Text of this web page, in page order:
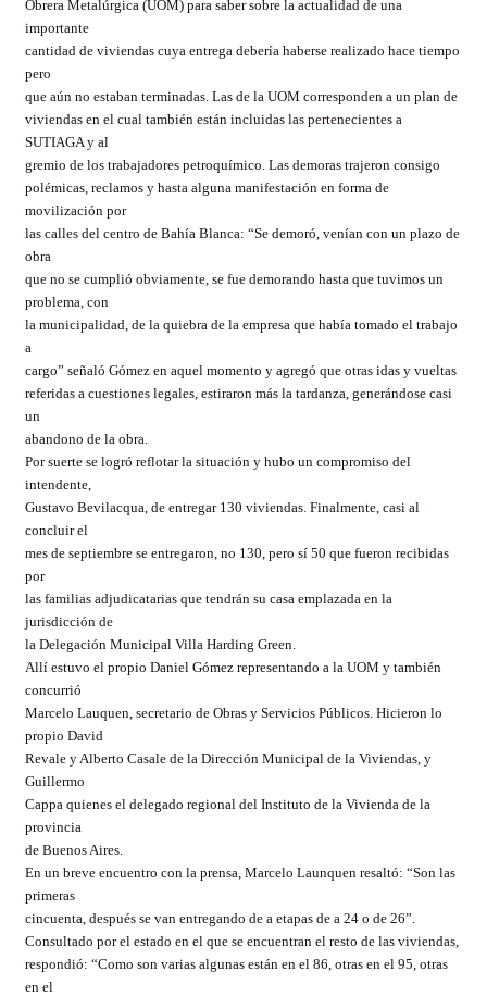
Obrera Metalúrgica (UOM) para saber sobre la actualidad de una
importante
cantidad de viviendas cuya entrega debería haberse realizado hace tiempo
pero
que aún no estaban terminadas. Las de la UOM corresponden a un plan de
viviendas en el cual también están incluidas las pertenecientes a
SUTIAGA y al
gremio de los trabajadores petroquímico. Las demoras trajeron consigo
polémicas, reclamos y hasta alguna manifestación en forma de
movilización por
las calles del centro de Bahía Blanca: “Se demoró, venían con un plazo de
obra
que no se cumplió obviamente, se fue demorando hasta que tuvimos un
problema, con
la municipalidad, de la quiebra de la empresa que había tomado el trabajo
a
cargo” señaló Gómez en aquel momento y agregó que otras idas y vueltas
referidas a cuestiones legales, estiraron más la tardanza, generándose casi
un
abandono de la obra.
Por suerte se logró reflotar la situación y hubo un compromiso del
intendente,
Gustavo Bevilacqua, de entregar 130 viviendas. Finalmente, casi al
concluir el
mes de septiembre se entregaron, no 130, pero sí 50 que fueron recibidas
por
las familias adjudicatarias que tendrán su casa emplazada en la
jurisdicción de
la Delegación Municipal Villa Harding Green.
Allí estuvo el propio Daniel Gómez representando a la UOM y también
concurrió
Marcelo Lauquen, secretario de Obras y Servicios Públicos. Hicieron lo
propio David
Revale y Alberto Casale de la Dirección Municipal de la Viviendas, y
Guillermo
Cappa quienes el delegado regional del Instituto de la Vivienda de la
provincia
de Buenos Aires.
En un breve encuentro con la prensa, Marcelo Launquen resaltó: “Son las
primeras
cincuenta, después se van entregando de a etapas de a 24 o de 26”.
Consultado por el estado en el que se encuentran el resto de las viviendas,
respondió: “Como son varias algunas están en el 86, otras en el 95, otras
en el